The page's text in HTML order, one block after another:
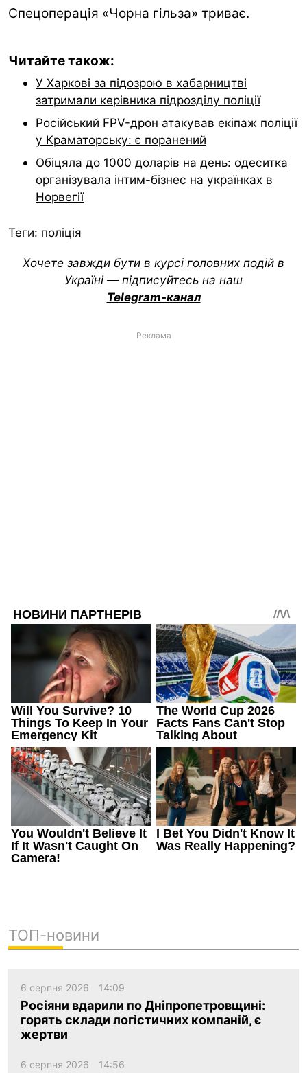
Спецоперація «Чорна гільза» триває.
Читайте також:
У Харкові за підозрою в хабарництві
затримали керівника підрозділу поліції
Російський FPV-дрон атакував екіпаж поліції
у Краматорську: є поранений
Обіцяла до 1000 доларів на день: одеситка
організувала інтим-бізнес на українках в
Норвегії
Теги: поліція
Хочете завжди бути в курсі головних подій в
Україні — підписуйтесь на наш
Telegram-канал
Реклама
ТОП-новини
6 серпня 2026 14:09
Росіяни вдарили по Дніпропетровщині:
горять склади логістичних компаній, є
жертви
6 серпня 2026 14:56